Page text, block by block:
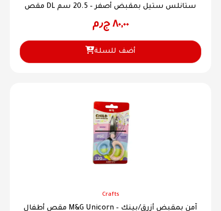
مقص DL ستانلس ستيل بمقبض أصفر – 20.5 سم
٨٠,٠٠ ج٫م
أضف للسلة
Crafts
مقص أطفال M&G Unicorn آمن بمقبض أزرق/بينك –